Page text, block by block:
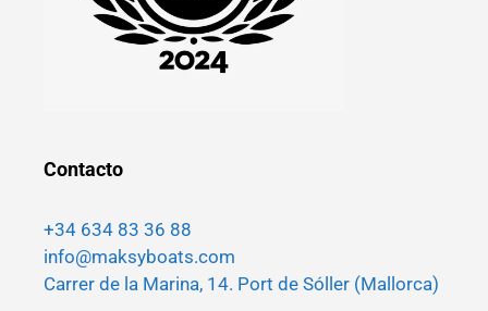
Contacto
+34 634 83 36 88
info@maksyboats.com
Carrer de la Marina, 14. Port de Sóller (Mallorca)